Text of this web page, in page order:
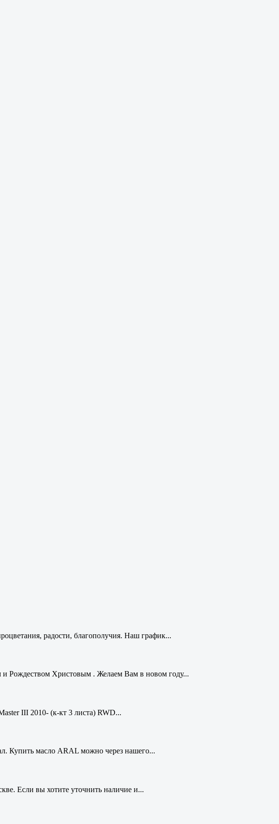
радости, благополучия. Наш график...
Рождеством Христовым . Желаем Вам в новом году...
III 2010- (к-кт 3 листа) RWD...
Купить масло ARAL можно через нашего...
Если вы хотите уточнить наличие и...